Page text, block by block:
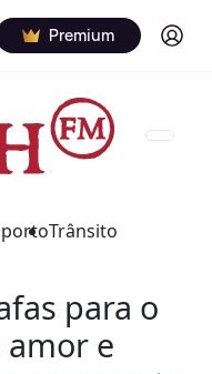
Premium Log in
Trânsito
para o
e